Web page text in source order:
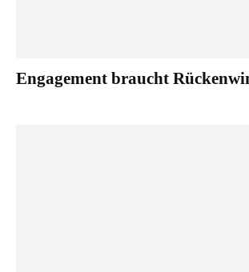
Engagement braucht